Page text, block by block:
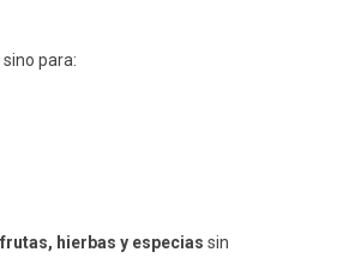
para:
hierbas y especias sin